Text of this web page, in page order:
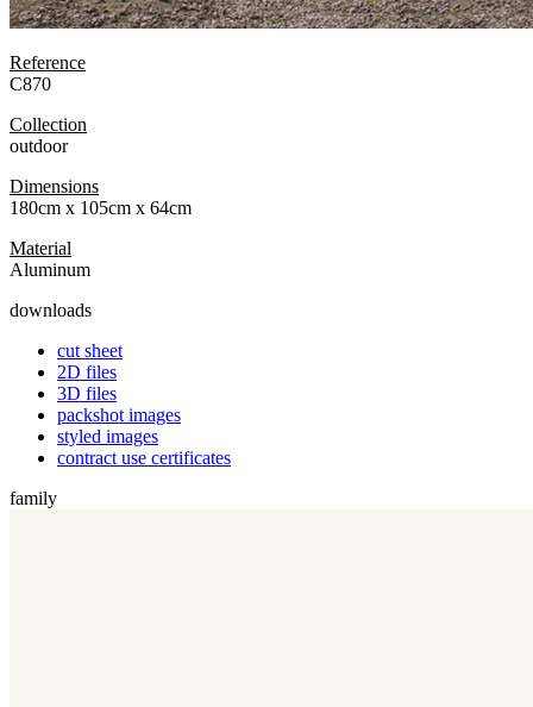
Reference
C870
Collection
outdoor
Dimensions
180cm x 105cm x 64cm
Material
Aluminum
downloads
cut sheet
2D files
3D files
packshot images
styled images
contract use certificates
family